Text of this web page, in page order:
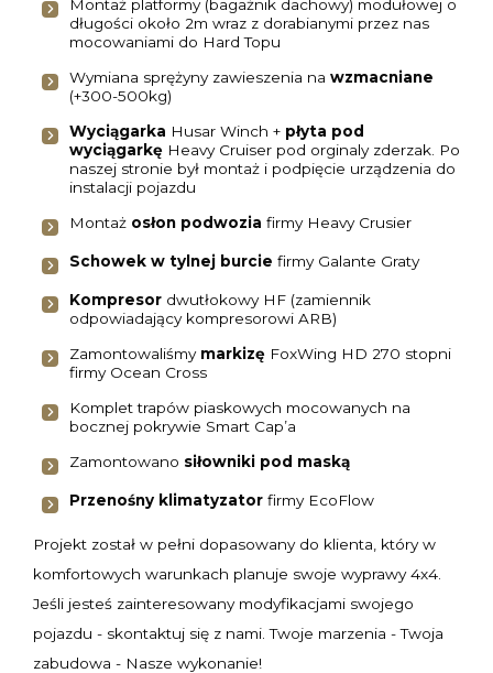
Montaż platformy (bagażnik dachowy) modułowej o
długości około 2m wraz z dorabianymi przez nas
mocowaniami do Hard Topu
Wymiana sprężyny zawieszenia na wzmacniane
(+300-500kg)
Wyciągarka Husar Winch + płyta pod
wyciągarkę Heavy Cruiser pod orginaly zderzak. Po
naszej stronie był montaż i podpięcie urządzenia do
instalacji pojazdu
Montaż osłon podwozia firmy Heavy Crusier
Schowek w tylnej burcie firmy Galante Graty
Kompresor dwutłokowy HF (zamiennik
odpowiadający kompresorowi ARB)
Zamontowaliśmy markizę FoxWing HD 270 stopni
firmy Ocean Cross
Komplet trapów piaskowych mocowanych na
bocznej pokrywie Smart Cap’a
Zamontowano siłowniki pod maską
Przenośny klimatyzator firmy EcoFlow
Projekt został w pełni dopasowany do klienta, który w
komfortowych warunkach planuje swoje wyprawy 4x4.
Jeśli jesteś zainteresowany modyfikacjami swojego
pojazdu - skontaktuj się z nami. Twoje marzenia - Twoja
zabudowa - Nasze wykonanie!